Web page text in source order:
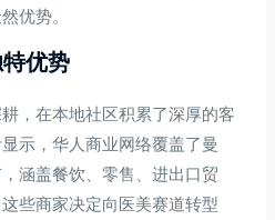
优势。
优势
，在本地社区积累了深厚的客
示，华人商业网络覆盖了曼
涵盖餐饮、零售、进出口贸
些商家决定向医美赛道转型